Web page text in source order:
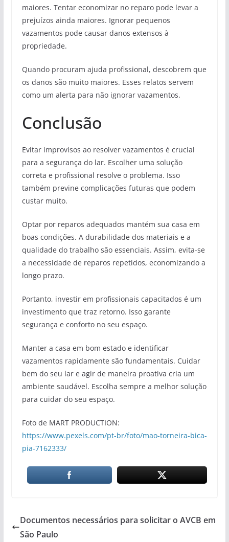
maiores. Tentar economizar no reparo pode levar a
prejuízos ainda maiores. Ignorar pequenos
vazamentos pode causar danos extensos à
propriedade.
Quando procuram ajuda profissional, descobrem que
os danos são muito maiores. Esses relatos servem
como um alerta para não ignorar vazamentos.
Conclusão
Evitar improvisos ao resolver vazamentos é crucial
para a segurança do lar. Escolher uma solução
correta e profissional resolve o problema. Isso
também previne complicações futuras que podem
custar muito.
Optar por reparos adequados mantém sua casa em
boas condições. A durabilidade dos materiais e a
qualidade do trabalho são essenciais. Assim, evita-se
a necessidade de reparos repetidos, economizando a
longo prazo.
Portanto, investir em profissionais capacitados é um
investimento que traz retorno. Isso garante
segurança e conforto no seu espaço.
Manter a casa em bom estado e identificar
vazamentos rapidamente são fundamentais. Cuidar
bem do seu lar e agir de maneira proativa cria um
ambiente saudável. Escolha sempre a melhor solução
para cuidar do seu espaço.
Foto de MART PRODUCTION:
https://www.pexels.com/pt-br/foto/mao-torneira-bica-
pia-7162333/
Documentos necessários para solicitar o AVCB em
São Paulo